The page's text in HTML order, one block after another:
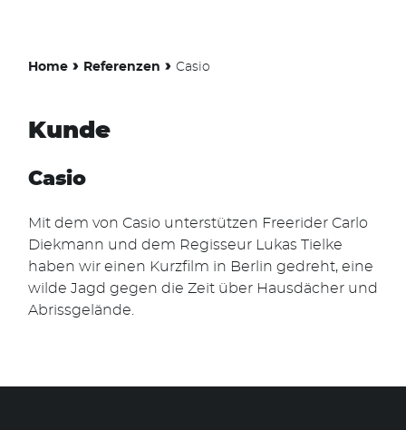
Home › Referenzen › Casio
Kunde
Casio
Mit dem von Casio unterstützen Freerider Carlo
Diekmann und dem Regisseur Lukas Tielke
haben wir einen Kurzfilm in Berlin gedreht, eine
wilde Jagd gegen die Zeit über Hausdächer und
Abrissgelände.